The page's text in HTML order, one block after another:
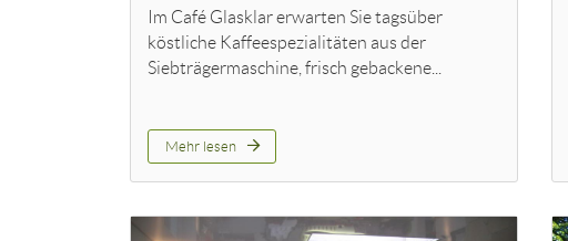
Im Café Glasklar erwarten Sie tagsüber
köstliche Kaffeespezialitäten aus der
Siebträgermaschine, frisch gebackene...
Mehr lesen